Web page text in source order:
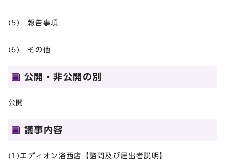
(5) 報告事項
(6) その他
公開・非公開の別
公開
議事内容
(1)エディオン洛西店【諮問及び届出者説明】